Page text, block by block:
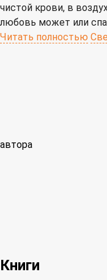
чистой крови, в
любовь может или
Читать полностью
автора
Книги